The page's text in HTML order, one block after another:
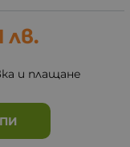
лв.
и плащане